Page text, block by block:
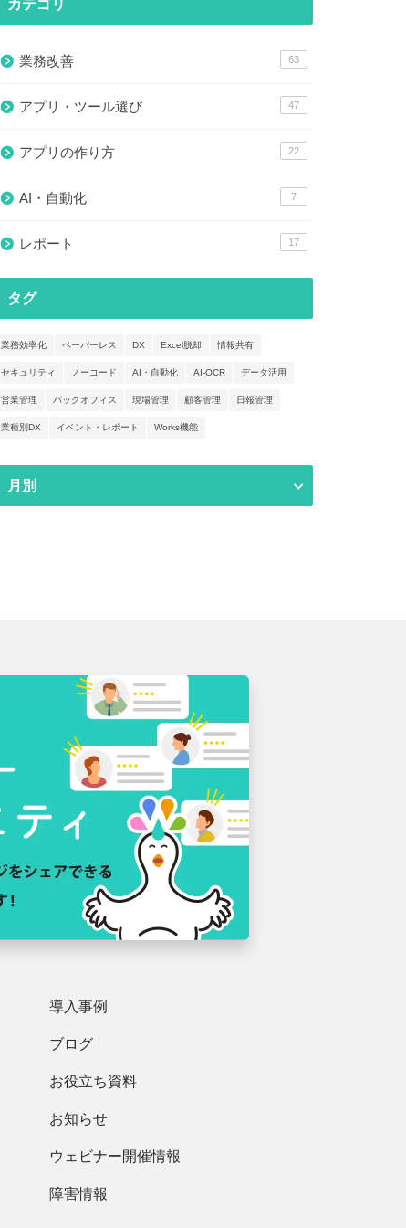
カテゴリ
業務改善 63
アプリ・ツール選び 47
アプリの作り方 22
AI・自動化 7
レポート 17
タグ
業務効率化 ペーパーレス DX Excel脱却 情報共有
セキュリティ ノーコード AI・自動化 AI-OCR データ活用
営業管理 バックオフィス 現場管理 顧客管理 日報管理
業種別DX イベント・レポート Works機能
月別
導入事例
ブログ
お役立ち資料
お知らせ
ウェビナー開催情報
障害情報